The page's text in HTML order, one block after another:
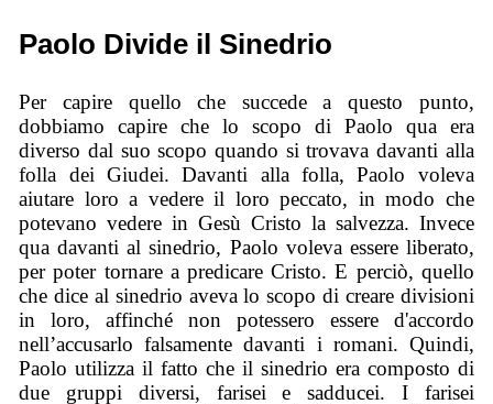
Paolo Divide il Sinedrio
Per capire quello che succede a questo punto,
dobbiamo capire che lo scopo di Paolo qua era
diverso dal suo scopo quando si trovava davanti alla
folla dei Giudei. Davanti alla folla, Paolo voleva
aiutare loro a vedere il loro peccato, in modo che
potevano vedere in Gesù Cristo la salvezza. Invece
qua davanti al sinedrio, Paolo voleva essere liberato,
per poter tornare a predicare Cristo. E perciò, quello
che dice al sinedrio aveva lo scopo di creare divisioni
in loro, affinché non potessero essere d'accordo
nell’accusarlo falsamente davanti i romani. Quindi,
Paolo utilizza il fatto che il sinedrio era composto di
due gruppi diversi, farisei e sadducei. I farisei